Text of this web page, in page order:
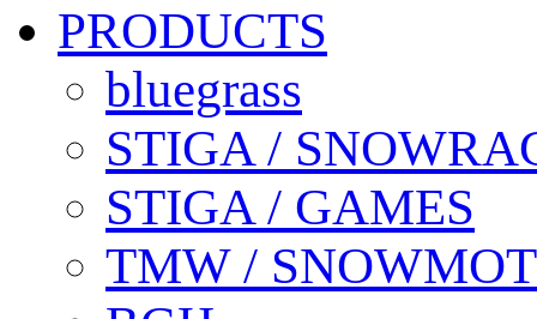
PRODUCTS
bluegrass
STIGA /
STIGA / GAMES
TMW /